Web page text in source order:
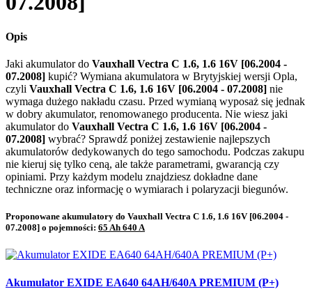
Opis
Jaki akumulator do Vauxhall Vectra C 1.6, 1.6 16V [06.2004 -
07.2008] kupić? Wymiana akumulatora w Brytyjskiej wersji Opla,
czyli Vauxhall Vectra C 1.6, 1.6 16V [06.2004 - 07.2008] nie
wymaga dużego nakładu czasu. Przed wymianą wyposaż się jednak
w dobry akumulator, renomowanego producenta. Nie wiesz jaki
akumulator do Vauxhall Vectra C 1.6, 1.6 16V [06.2004 -
07.2008] wybrać? Sprawdź poniżej zestawienie najlepszych
akumulatorów dedykowanych do tego samochodu. Podczas zakupu
nie kieruj się tylko ceną, ale także parametrami, gwarancją czy
opiniami. Przy każdym modelu znajdziesz dokładne dane
techniczne oraz informację o wymiarach i polaryzacji biegunów.
Proponowane akumulatory do Vauxhall Vectra C 1.6, 1.6 16V [06.2004 -
07.2008] o pojemności: 65 Ah 640 A
Akumulator EXIDE EA640 64AH/640A PREMIUM (P+)